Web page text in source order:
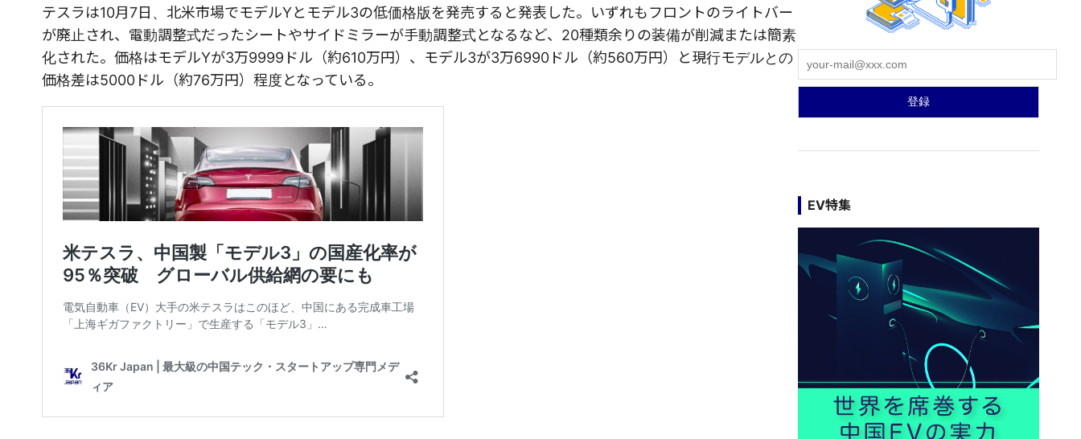
テスラは10月7日、北米市場でモデルYとモデル3の低価格版を発売すると発表した。いずれもフロントのライトバー
が廃止され、電動調整式だったシートやサイドミラーが手動調整式となるなど、20種類余りの装備が削減または簡素
化された。価格はモデルYが3万9999ドル（約610万円）、モデル3が3万6990ドル（約560万円）と現行モデルとの
価格差は5000ドル（約76万円）程度となっている。
EV特集